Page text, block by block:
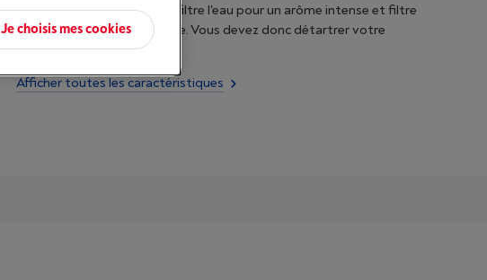
délicieux café. L'AquaClean filtre l'eau pour un arôme intense et filtre
une grande partie du calcaire. Vous devez donc détartrer votre
machine moins souvent.
Afficher toutes les caractéristiques
Je choisis mes cookies